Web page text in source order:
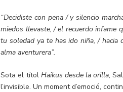
“Decidiste con pena / y silencio
miedos llevaste, / el recuerdo infame
tu soledad ya te has ido niña, / hacia
alma aventurera”.
Sota el títol Haikus desde la orilla,
l’invisible. Un moment d’emoció,